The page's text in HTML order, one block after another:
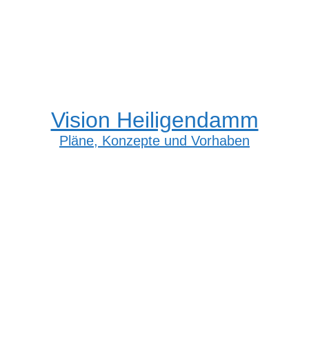
Vision Heiligendamm
Pläne, Konzepte und Vorhaben